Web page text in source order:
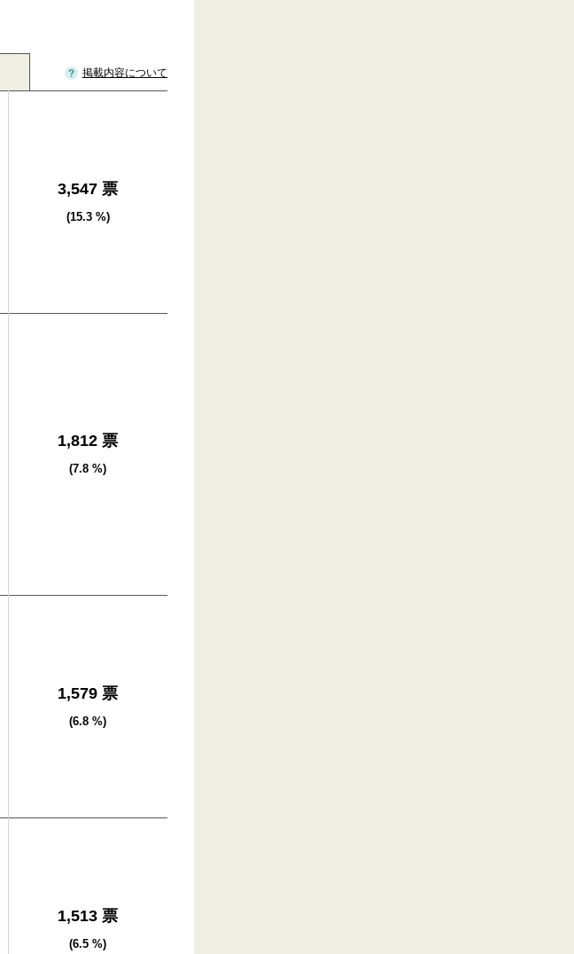
掲載内容について
3,547 票
(15.3 %)
1,812 票
(7.8 %)
1,579 票
(6.8 %)
1,513 票
(6.5 %)